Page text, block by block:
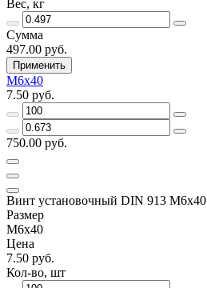
Вес, кг
Сумма
497.00 руб.
Применить
М6х40
7.50 руб.
750.00 руб.
Винт установочный DIN 913 М6х40
Размер
М6х40
Цена
7.50 руб.
Кол-во, шт